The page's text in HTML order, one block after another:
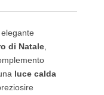
di Natale,
luce calda